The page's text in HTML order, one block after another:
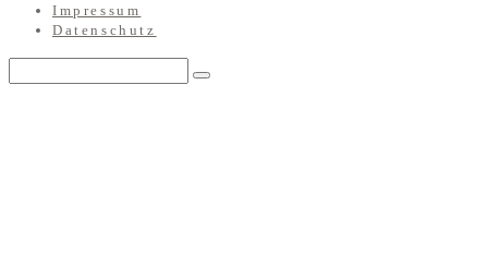
Impressum
Datenschutz